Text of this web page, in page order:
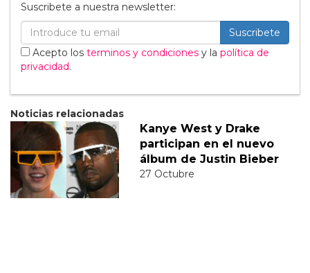
Suscribete a nuestra newsletter:
Suscribete
Acepto los terminos y condiciones y la política de
privacidad.
Noticias relacionadas
Kanye West y Drake
participan en el nuevo
álbum de Justin Bieber
27 Octubre